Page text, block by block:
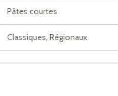
Pâtes courtes
Classiques, Régionaux